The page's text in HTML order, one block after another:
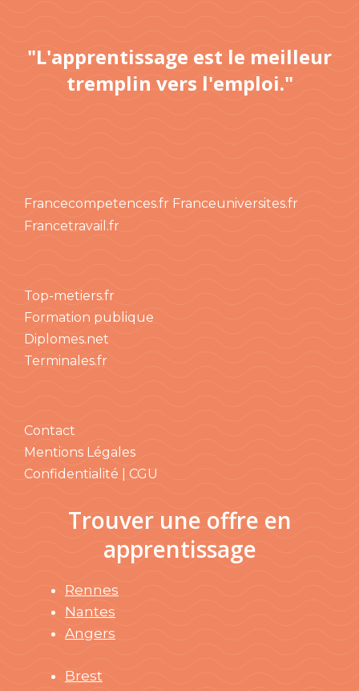
"L'apprentissage est le meilleur
tremplin vers l'emploi."
Francecompetences.fr Franceuniversites.fr
Francetravail.fr
Top-metiers.fr
Formation publique
Diplomes.net
Terminales.fr
Contact
Mentions Légales
Confidentialité | CGU
Trouver une offre en
apprentissage
Rennes
Nantes
Angers
Brest